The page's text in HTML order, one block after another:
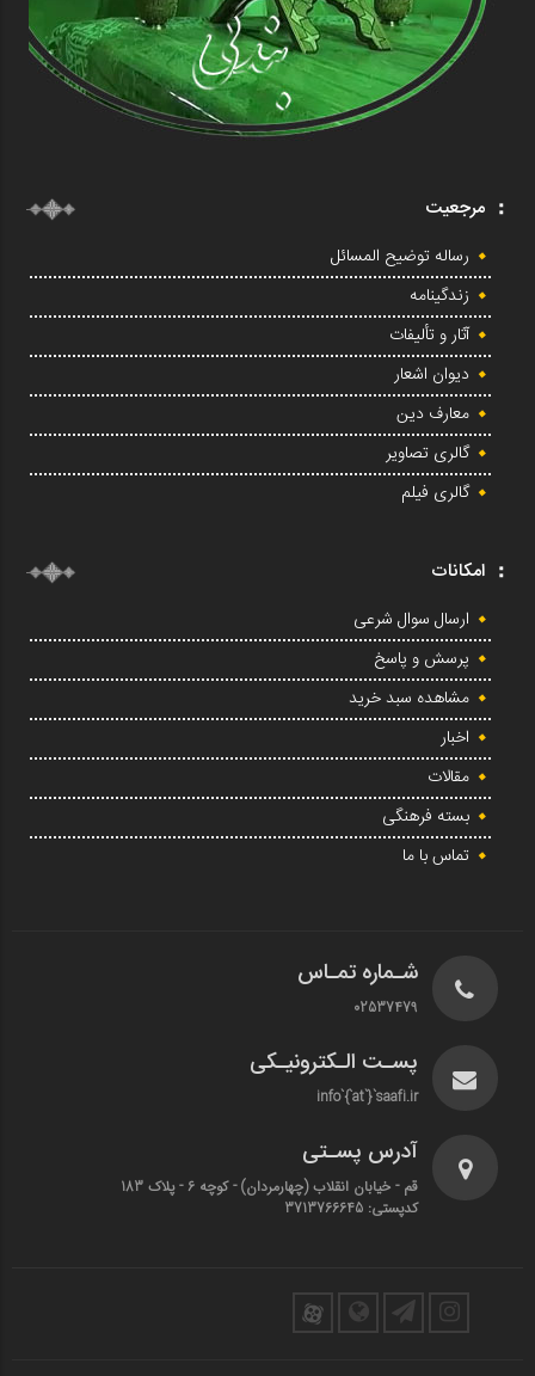
مرجعیت
رساله توضیح المسائل
زندگینامه
آثار و تألیفات
دیوان اشعار
معارف دین
گالری تصاویر
گالری فیلم
امکانات
ارسال سوال شرعی
پرسش و پاسخ
مشاهده سبد خرید
اخبار
مقالات
بسته فرهنگی
تماس با ما
شـماره تمـاس
02537479
پسـت الـکترونیـکی
info`{`at`}`saafi.ir
آدرس پسـتی
قم - خیابان انقلاب (چهارمردان)‌ - کوچه 6 - پلاک 183
کدپستی: 3713766645